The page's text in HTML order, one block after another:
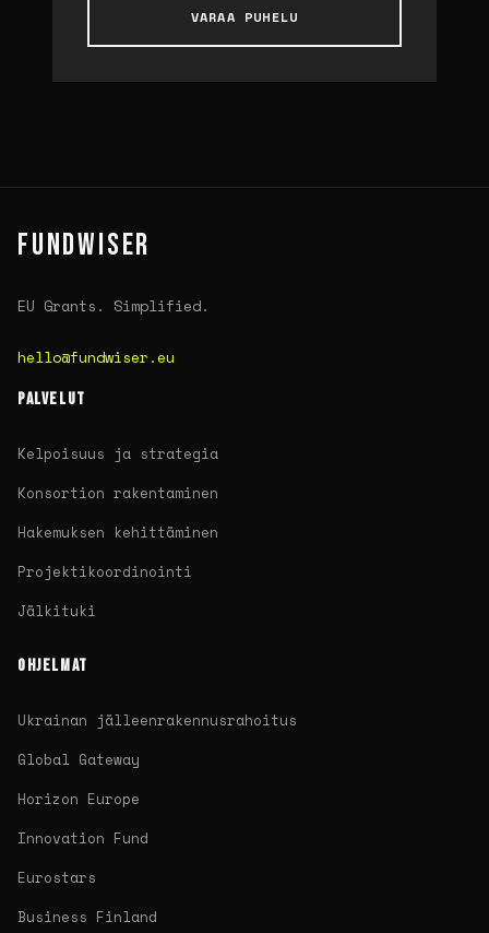
VARAA PUHELU
FUNDWISER
EU Grants. Simplified.
hello@fundwiser.eu
PALVELUT
Kelpoisuus ja strategia
Konsortion rakentaminen
Hakemuksen kehittäminen
Projektikoordinointi
Jälkituki
OHJELMAT
Ukrainan jälleenrakennusrahoitus
Global Gateway
Horizon Europe
Innovation Fund
Eurostars
Business Finland